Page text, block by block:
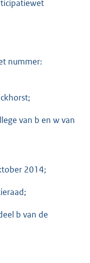
nummer:
van b en w van
2014;
b van de